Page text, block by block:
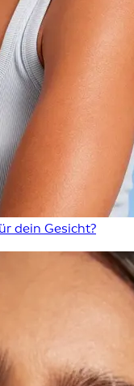
dein Gesicht?